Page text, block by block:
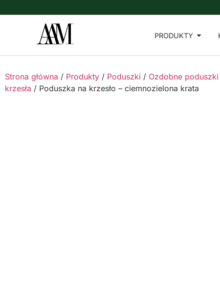
PRODUKTY
Strona główna / Produkty / Poduszki / Ozdobne poduszki
krzesła / Poduszka na krzesło – ciemnozielona krata